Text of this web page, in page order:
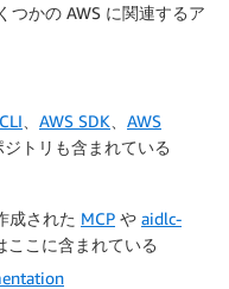
つかの AWS に関連するア
AWS SDK
AWS
トリも含まれている
成された MCP や aidlc-
ここに含まれている